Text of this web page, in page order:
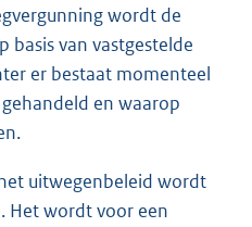
wordt de
basis van vastgestelde
er bestaat momenteel
en waarop
uitwegenbeleid wordt
Het wordt voor een